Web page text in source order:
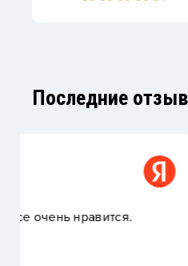
Последние
Ольга Романихина
Лучший выбор для
здесь как дома.
вопросы родителей.